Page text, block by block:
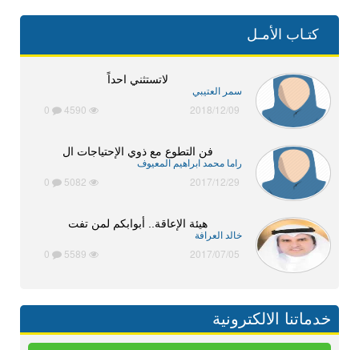
كتـاب الأمـل
لاتستثني احداً
سمر العتيبي
2018/12/09
فن التطوع مع ذوي الإحتياجات ال
راما محمد ابراهيم المعيوف
2017/12/29
هيئة الإعاقة.. أبوابكم لمن تفت
خالد العرافة
2017/07/05
خدماتنا الالكترونية